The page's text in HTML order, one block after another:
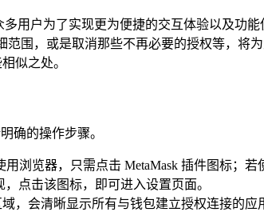
多用户为了实现更为便捷的交互体验以及功
围，或是取消那些不再必要的授权等，将
似之处。
确的操作步骤。
览器，只需点击 MetaMask 插件图标；若
点击该图标，即可进入设置页面。
，会清晰显示所有与钱包建立授权连接的应